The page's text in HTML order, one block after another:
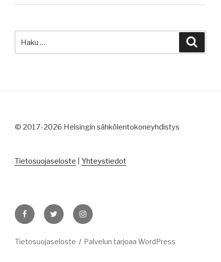
© 2017-2026 Helsingin sähkölentokoneyhdistys
Tietosuojaseloste Yhteystiedot
FacebookTwitter Instagram
Tietosuojaseloste Palvelun tarjoaa WordPress